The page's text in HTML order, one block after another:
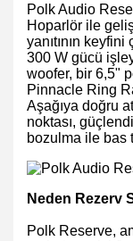
Polk Audio
Hoparlör ile
yanıtının
300 W gücü
woofer, bir 6,5"
Pinnacle Ring
Aşağıya doğru
noktası,
bozulma ile bas
Neden Rezerv
Polk Reserve,